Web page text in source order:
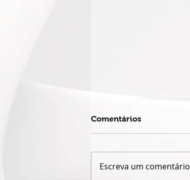
Comentários
Escreva um comentário